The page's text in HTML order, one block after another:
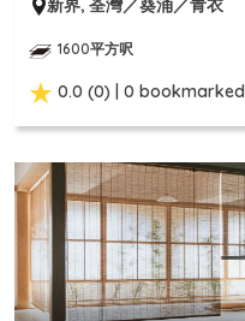
新界, 荃灣／葵涌／青衣
1600平方呎
0.0 (0) | 0 bookmarked